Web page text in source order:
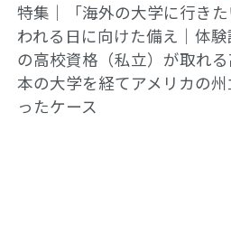
特集｜「海外の大学に行き
われる日に向けた備え｜体
の高校資格（私立）が取れ
本の大学を経てアメリカの
ったケース